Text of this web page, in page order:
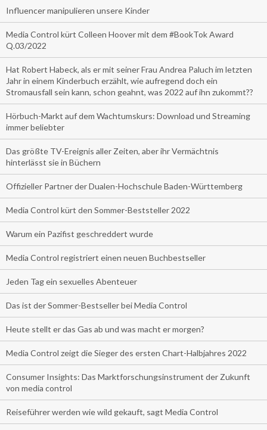
Influencer manipulieren unsere Kinder
Media Control kürt Colleen Hoover mit dem #BookTok Award
Q.03/2022
Hat Robert Habeck, als er mit seiner Frau Andrea Paluch im letzten
Jahr in einem Kinderbuch erzählt, wie aufregend doch ein
Stromausfall sein kann, schon geahnt, was 2022 auf ihn zukommt??
Hörbuch-Markt auf dem Wachtumskurs: Download und Streaming
immer beliebter
Das größte TV-Ereignis aller Zeiten, aber ihr Vermächtnis
hinterlässt sie in Büchern
Offizieller Partner der Dualen-Hochschule Baden-Württemberg
Media Control kürt den Sommer-Beststeller 2022
Warum ein Pazifist geschreddert wurde
Media Control registriert einen neuen Buchbestseller
Jeden Tag ein sexuelles Abenteuer
Das ist der Sommer-Bestseller bei Media Control
Heute stellt er das Gas ab und was macht er morgen?
Media Control zeigt die Sieger des ersten Chart-Halbjahres 2022
Consumer Insights: Das Marktforschungsinstrument der Zukunft
von media control
Reiseführer werden wie wild gekauft, sagt Media Control